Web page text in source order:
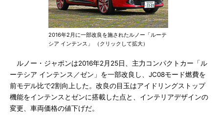
2016年2月に一部改良を施されたルノー「ルーテ
シア インテンス」 （クリックして拡大）
ルノー・ジャポンは2016年2月25日、主力コンパクトカー「ル
ーテシア インテンス／ゼン」を一部改良し、JC08モード燃費を
前モデル比で2割向上した。改良の目玉はアイドリングストップ
機能をインテンスとゼンに搭載した点と、インテリアデザインの
変更、車両価格の値下げだ。